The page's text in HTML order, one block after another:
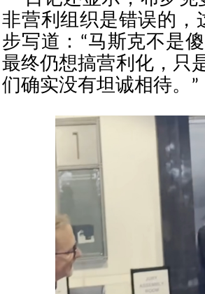
非营利组织是错误的，
步写道：“马斯克不是
最终仍想搞营利化，只
们确实没有坦诚相待。”